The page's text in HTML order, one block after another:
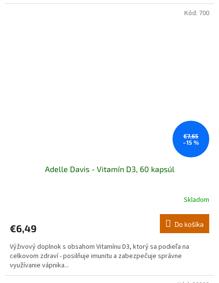
€7,65
–15 %
Adelle Davis - Vitamín D3, 60 kapsúl
Skladom
€6,49 Do košíka
Výživový doplnok s obsahom Vitamínu D3, ktorý sa podieľa na
celkovom zdraví - posilňuje imunitu a zabezpečuje správne
využívanie vápnika...
Kód: 700